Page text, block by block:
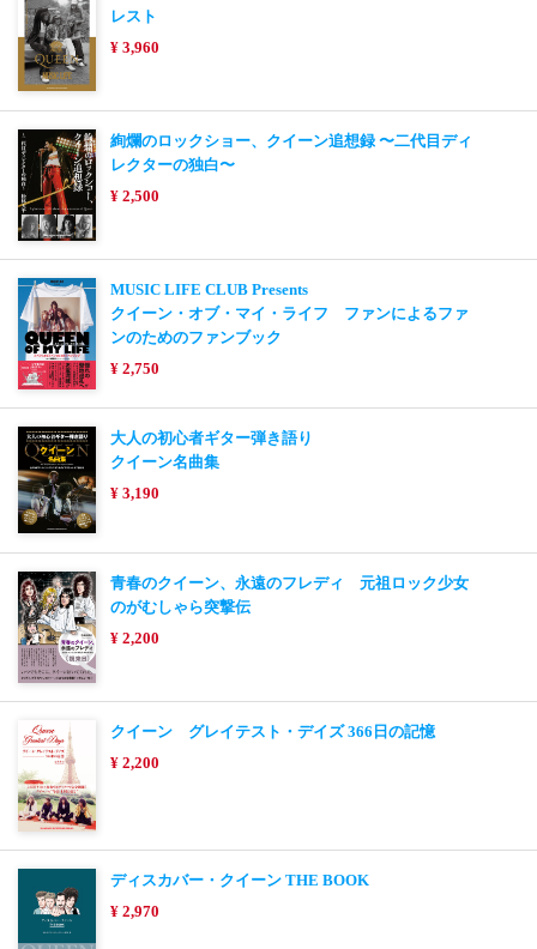
レスト
¥ 3,960
絢爛のロックショー、クイーン追想録 〜二代目ディ
レクターの独白〜
¥ 2,500
MUSIC LIFE CLUB Presents
クイーン・オブ・マイ・ライフ ファンによるファ
ンのためのファンブック
¥ 2,750
大人の初心者ギター弾き語り
クイーン名曲集
¥ 3,190
青春のクイーン、永遠のフレディ 元祖ロック少女
のがむしゃら突撃伝
¥ 2,200
クイーン グレイテスト・デイズ 366日の記憶
¥ 2,200
ディスカバー・クイーン THE BOOK
¥ 2,970